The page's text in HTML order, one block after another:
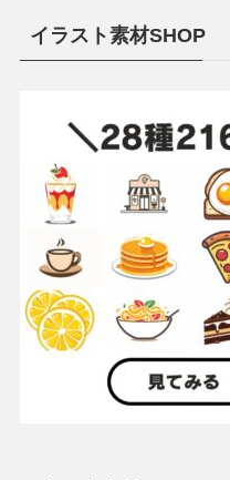
イラスト素材SHOP